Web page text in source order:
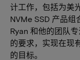
计工作，包括为美
NVMe SSD 产品组
Ryan 和他的团队
的要求，实现在现
的目标。